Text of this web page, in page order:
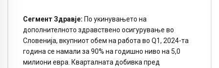
Сегмент Здравје: По укинувањето на
дополнителното здравствено осигурување во
Словенија, вкупниот обем на работа во Q1, 2024-та
година се намали за 90% на годишно ниво на 5,0
милиони евра. Кварталната добивка пред